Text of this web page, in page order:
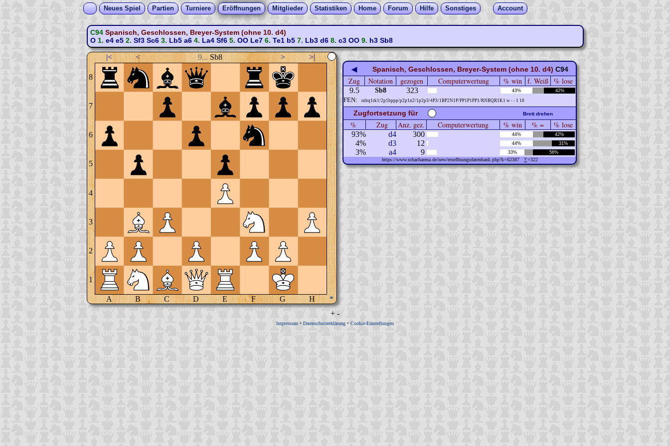
Neues Spiel Partien Turniere Eröffnungen Mitglieder Statistiken Home Forum Hilfe Sonstiges Account
C94 Spanisch, Geschlossen, Breyer-System (ohne 10. d4)
O1. e4 e52. Sf3 Sc63. Lb5 a64. La4 Sf65. OO Le76. Te1 b57. Lb3 d68. c3 OO9. h3 Sb8
|< < 9... Sb8 > >|
8
7
6
5
4
3
2
1
A B C D E F G H *
◀ Spanisch, Geschlossen, Breyer-System (ohne 10. d4) C94
Zug Notation gezogen Computerwertung % win f. Weiß % lose
9.5 Sb8 323 43% 42%
FEN: rnbq1rk1/2p1bppp/p2p1n2/1p2p3/4P3/1BP2N1P/PP1P1PP1/RNBQR1K1 w - - 1 10
Zugfortsetzung für Brett drehen
% Zug Anz. gez. Computerwertung % win % = % lose
93% d4 300 44% 42%
4% d3 12 44% 31%
3% a4 9 33% 56%
https://www.schacharena.de/new/eroeffnungsdatenbank.php?k=62387 ∑=322
+ -
Impressum • Datenschutzerklärung • Cookie-Einstellungen